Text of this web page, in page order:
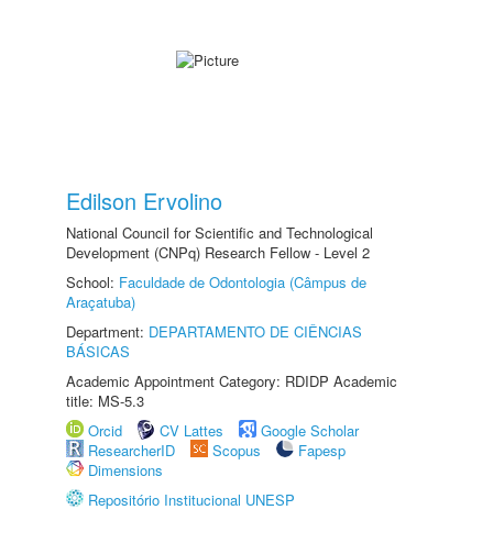
Edilson Ervolino
National Council for Scientific and Technological
Development (CNPq) Research Fellow - Level 2
School: Faculdade de Odontologia (Câmpus de
Araçatuba)
Department: DEPARTAMENTO DE CIÊNCIAS
BÁSICAS
Academic Appointment Category: RDIDP Academic
title: MS-5.3
Orcid
CV Lattes
Google Scholar
ResearcherID
Scopus
Fapesp
Dimensions
Repositório Institucional UNESP